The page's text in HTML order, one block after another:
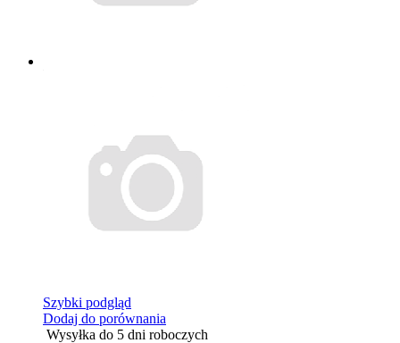
Szybki podgląd
Dodaj do porównania
Wysyłka do 5 dni roboczych